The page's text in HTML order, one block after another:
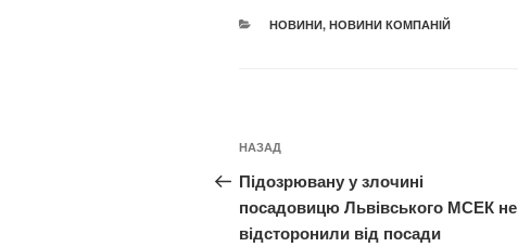
КАТЕГОРІЇ
НОВИНИ, НОВИНИ КОМПАНІЙ
Навігація
записів
Попередній
запис:
НАЗАД
Підозрювану у злочині
посадовицю Львівського МСЕК не
відсторонили від посади